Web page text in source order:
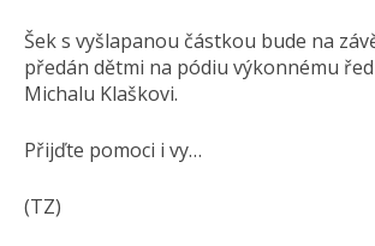
Šek s vyšlapanou částkou bude na
předán dětmi na pódiu výkonnému
Michalu Klaškovi.
Přijďte pomoci i vy…
(TZ)